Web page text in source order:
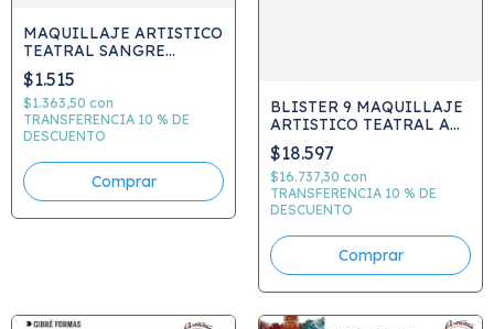
MAQUILLAJE ARTISTICO
TEATRAL SANGRE
ARTIFICIAL X 20ML
$1.515
$1.363,50 con
TRANSFERENCIA 10 % DE
DESCUENTO
Comprar
BLISTER 9 MAQUILLAJE
ARTISTICO TEATRAL AD
40ML
$18.597
$16.737,30 con
TRANSFERENCIA 10 % DE
DESCUENTO
Comprar